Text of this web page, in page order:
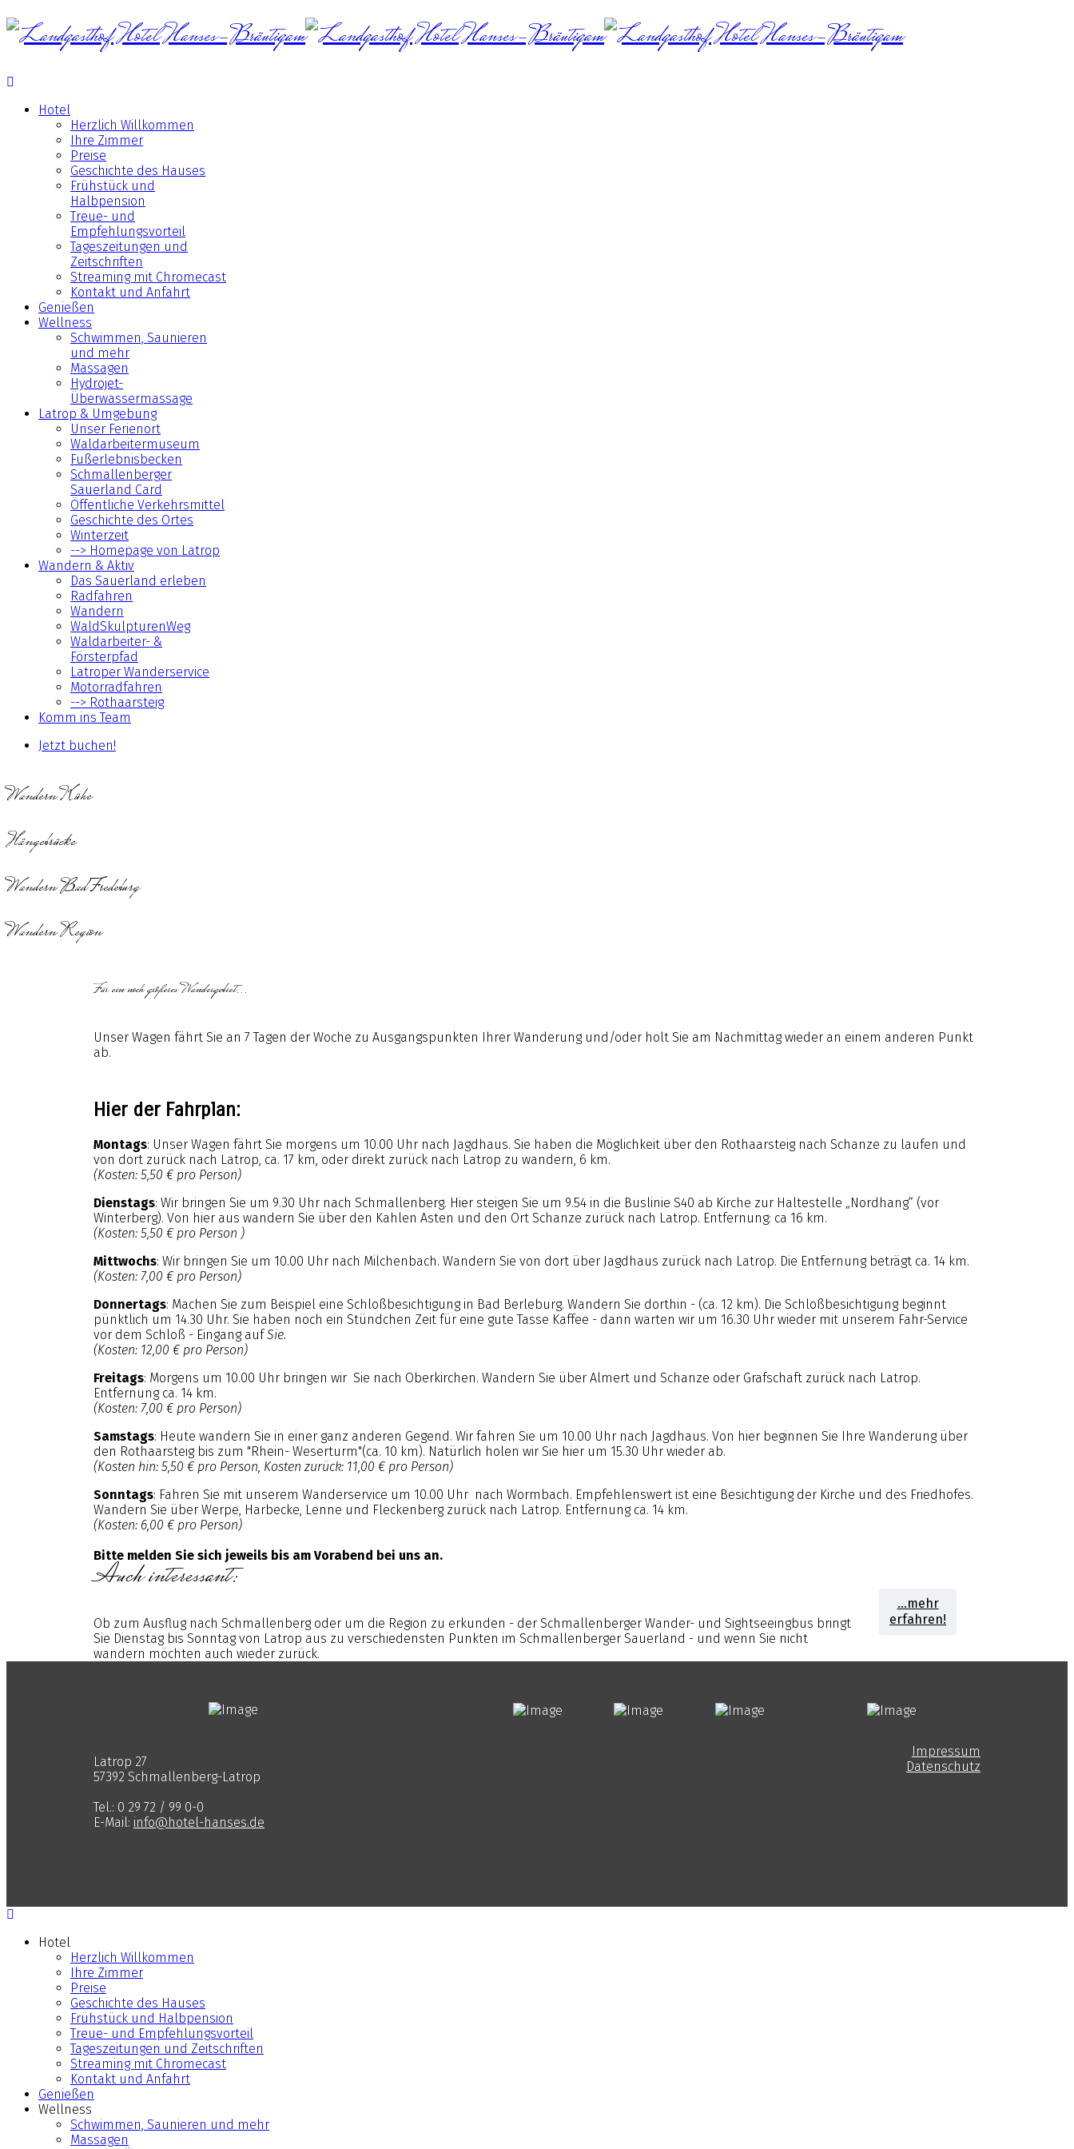
Hotel
Herzlich Willkommen
Ihre Zimmer
Preise
Geschichte des Hauses
Frühstück und
Halbpension
Treue- und
Empfehlungsvorteil
Tageszeitungen und
Zeitschriften
Streaming mit Chromecast
Kontakt und Anfahrt
Genießen
Wellness
Schwimmen, Saunieren
und mehr
Massagen
Hydrojet-
Überwassermassage
Latrop & Umgebung
Unser Ferienort
Waldarbeitermuseum
Fußerlebnisbecken
Schmallenberger
Sauerland Card
Öffentliche Verkehrsmittel
Geschichte des Ortes
Winterzeit
--> Homepage von Latrop
Wandern & Aktiv
Das Sauerland erleben
Radfahren
Wandern
WaldSkulpturenWeg
Waldarbeiter- &
Försterpfad
Latroper Wanderservice
Motorradfahren
--> Rothaarsteig
Komm ins Team
Jetzt buchen!
Wandern Kühe
Hängebrücke
Wandern Bad Fredeburg
Wandern Region
Für ein noch größeres Wandergebiet...
Unser Wagen fährt Sie an 7 Tagen der Woche zu Ausgangspunkten Ihrer Wanderung und/oder holt Sie am Nachmittag wieder an einem anderen Punkt
ab.
Hier der Fahrplan:
Montags: Unser Wagen fährt Sie morgens um 10.00 Uhr nach Jagdhaus. Sie haben die Möglichkeit über den Rothaarsteig nach Schanze zu laufen und
von dort zurück nach Latrop, ca. 17 km, oder direkt zurück nach Latrop zu wandern, 6 km.
(Kosten: 5,50 € pro Person)
Dienstags: Wir bringen Sie um 9.30 Uhr nach Schmallenberg. Hier steigen Sie um 9.54 in die Buslinie S40 ab Kirche zur Haltestelle „Nordhang“ (vor
Winterberg). Von hier aus wandern Sie über den Kahlen Asten und den Ort Schanze zurück nach Latrop. Entfernung: ca 16 km.
(Kosten: 5,50 € pro Person )
Mittwochs: Wir bringen Sie um 10.00 Uhr nach Milchenbach. Wandern Sie von dort über Jagdhaus zurück nach Latrop. Die Entfernung beträgt ca. 14 km.
(Kosten: 7,00 € pro Person)
Donnertags: Machen Sie zum Beispiel eine Schloßbesichtigung in Bad Berleburg. Wandern Sie dorthin - (ca. 12 km). Die Schloßbesichtigung beginnt
pünktlich um 14.30 Uhr. Sie haben noch ein Stündchen Zeit für eine gute Tasse Kaffee - dann warten wir um 16.30 Uhr wieder mit unserem Fahr-Service
vor dem Schloß - Eingang aufSie.
(Kosten: 12,00 € pro Person)
Freitags: Morgens um 10.00 Uhr bringen wir Sie nach Oberkirchen. Wandern Sie über Almert und Schanze oder Grafschaft zurück nach Latrop.
Entfernung ca. 14 km.
(Kosten: 7,00 € pro Person)
Samstags: Heute wandern Sie in einer ganz anderen Gegend. Wir fahren Sie um 10.00 Uhr nach Jagdhaus. Von hier beginnen Sie Ihre Wanderung über
den Rothaarsteig bis zum "Rhein- Weserturm"(ca. 10 km). Natürlich holen wir Sie hier um 15.30 Uhr wieder ab.
(Kosten hin: 5,50 € pro Person, Kosten zurück: 11,00 € pro Person)
Sonntags: Fahren Sie mit unserem Wanderservice um 10.00 Uhr nach Wormbach. Empfehlenswert ist eine Besichtigung der Kirche und des Friedhofes.
Wandern Sie über Werpe, Harbecke, Lenne und Fleckenberg zurück nach Latrop. Entfernung ca. 14 km.
(Kosten: 6,00 € pro Person)
Bitte melden Sie sich jeweils bis am Vorabend bei uns an.
Auch interessant:
Ob zum Ausflug nach Schmallenberg oder um die Region zu erkunden - der Schmallenberger Wander- und Sightseeingbus bringt
Sie Dienstag bis Sonntag von Latrop aus zu verschiedensten Punkten im Schmallenberger Sauerland - und wenn Sie nicht
wandern möchten auch wieder zurück.
...mehr
erfahren!
Latrop 27
57392 Schmallenberg-Latrop
Tel.: 0 29 72 / 99 0-0
E-Mail: info@hotel-hanses.de
Impressum
Datenschutz
Hotel
Herzlich Willkommen
Ihre Zimmer
Preise
Geschichte des Hauses
Frühstück und Halbpension
Treue- und Empfehlungsvorteil
Tageszeitungen und Zeitschriften
Streaming mit Chromecast
Kontakt und Anfahrt
Genießen
Wellness
Schwimmen, Saunieren und mehr
Massagen